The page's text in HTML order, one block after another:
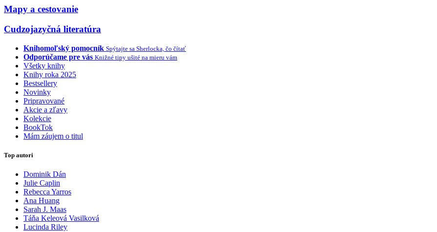
Mapy a cestovanie
Cudzojazyčná literatúra
Knihomoľský pomocník Spýtajte sa Sherlocka, čo čítať
Odporúčame pre vás Knižné tipy ušité na mieru vám
Všetky knihy
Knihy roka 2025
Bestsellery
Novinky
Pripravované
Akcie a zľavy
Kolekcie
BookTok
Mám záujem o titul
Top autori
Dominik Dán
Julie Caplin
Rebecca Yarros
Ana Huang
Sarah J. Maas
Táňa Keleová Vasilková
Lucinda Riley